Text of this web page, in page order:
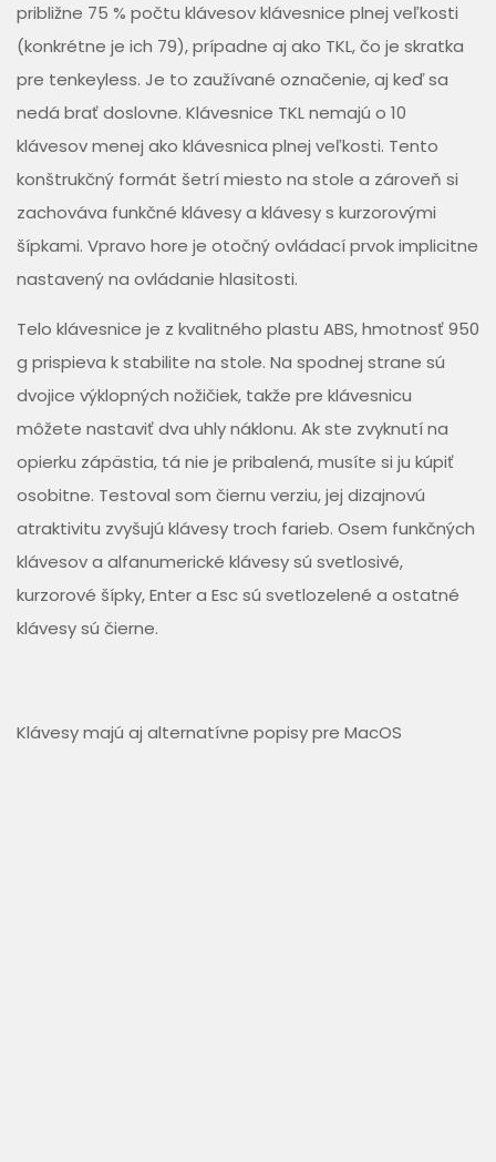
približne 75 % počtu klávesov klávesnice plnej veľkosti
(konkrétne je ich 79), prípadne aj ako TKL, čo je skratka
pre tenkeyless. Je to zaužívané označenie, aj keď sa
nedá brať doslovne. Klávesnice TKL nemajú o 10
klávesov menej ako klávesnica plnej veľkosti. Tento
konštrukčný formát šetrí miesto na stole a zároveň si
zachováva funkčné klávesy a klávesy s kurzorovými
šípkami. Vpravo hore je otočný ovládací prvok implicitne
nastavený na ovládanie hlasitosti.
Telo klávesnice je z kvalitného plastu ABS, hmotnosť 950
g prispieva k stabilite na stole. Na spodnej strane sú
dvojice výklopných nožičiek, takže pre klávesnicu
môžete nastaviť dva uhly náklonu. Ak ste zvyknutí na
opierku zápästia, tá nie je pribalená, musíte si ju kúpiť
osobitne. Testoval som čiernu verziu, jej dizajnovú
atraktivitu zvyšujú klávesy troch farieb. Osem funkčných
klávesov a alfanumerické klávesy sú svetlosivé,
kurzorové šípky, Enter a Esc sú svetlozelené a ostatné
klávesy sú čierne.
Klávesy majú aj alternatívne popisy pre MacOS